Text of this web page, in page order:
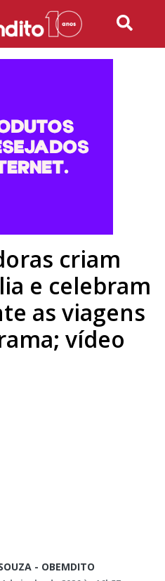
criam
e celebram
as viagens
vídeo
- OBEMDITO